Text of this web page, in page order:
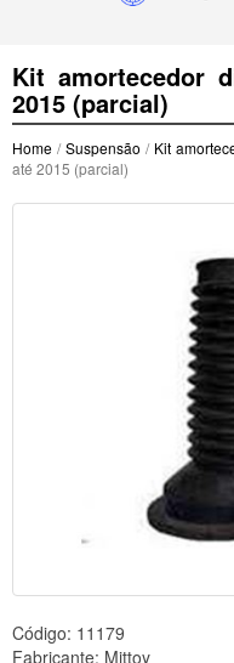
Kit amortecedor
2015 (parcial)
Home /Suspensão / Kit
até 2015 (parcial)
Código: 11179
Fabricante: Mittoy